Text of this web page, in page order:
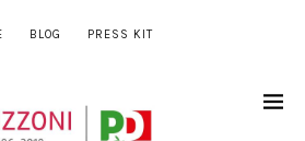
BLOG PRESS KIT